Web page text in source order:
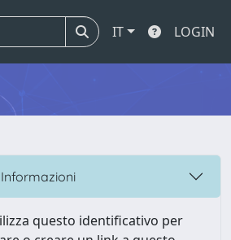
IT LOGIN
Informazioni
questo identificativo per